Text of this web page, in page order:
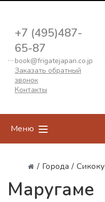
+7 (495)487-
65-87
book@frigatejapan.co.jp
Заказать обратный
звонок
Контакты
Меню
/ Города / Сикоку
Маругаме